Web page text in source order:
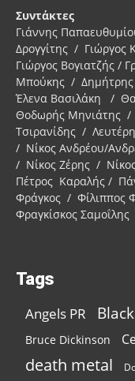
Συντάκτες
Γιάννης
Δρογγίτης /
Γιώργος Βογιατζής /
Μπούκης / Δημήτρης
Έλενα Βασιλάκη /
Θοδωρής Μηνιάτης
Τσιρανίδης /
/ Νίκος Ανδρέου/
/ Νίκος Ζέρης /
Πέτρος Καραλής /
Φράγκος / Φίλιππος
Φραγκίσκος
Tags
Angels PR
Bruce Dickinson
death metal